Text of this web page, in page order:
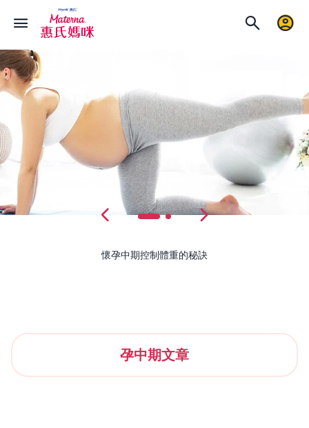
懷孕中期控制體重的秘訣
孕中期文章